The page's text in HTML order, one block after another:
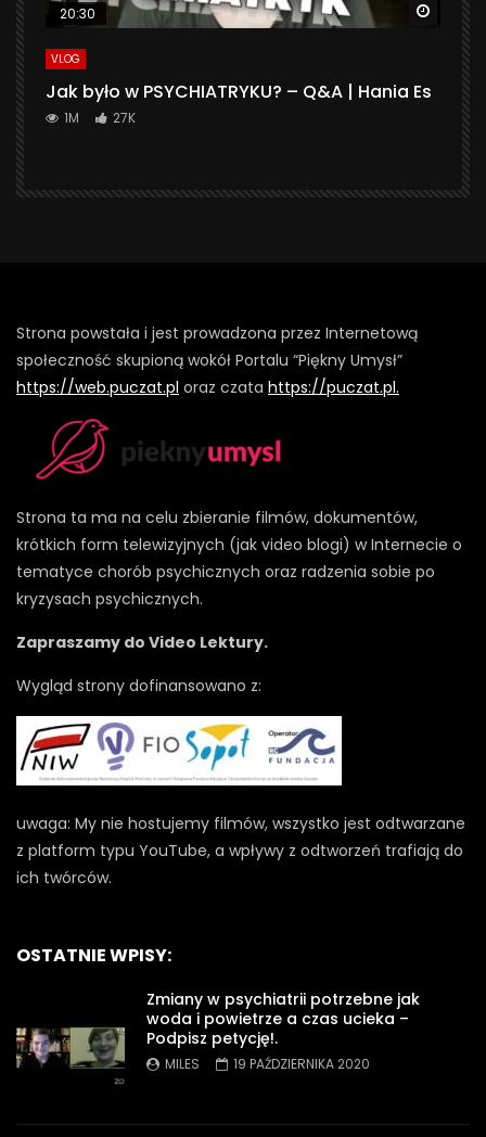
20:30
VLOG
Jak było w PSYCHIATRYKU? – Q&A | Hania Es
1M 27K
Strona powstała i jest prowadzona przez Internetową
społeczność skupioną wokół Portalu “Piękny Umysł”
https://web.puczat.pl oraz czata https://puczat.pl.
Strona ta ma na celu zbieranie filmów, dokumentów,
krótkich form telewizyjnych (jak video blogi) w Internecie o
tematyce chorób psychicznych oraz radzenia sobie po
kryzysach psychicznych.
Zapraszamy do Video Lektury.
Wygląd strony dofinansowano z:
uwaga: My nie hostujemy filmów, wszystko jest odtwarzane
z platform typu YouTube, a wpływy z odtworzeń trafiają do
ich twórców.
OSTATNIE WPISY:
Zmiany w psychiatrii potrzebne jak
woda i powietrze a czas ucieka –
Podpisz petycję!.
MILES 19 PAŹDZIERNIKA 2020